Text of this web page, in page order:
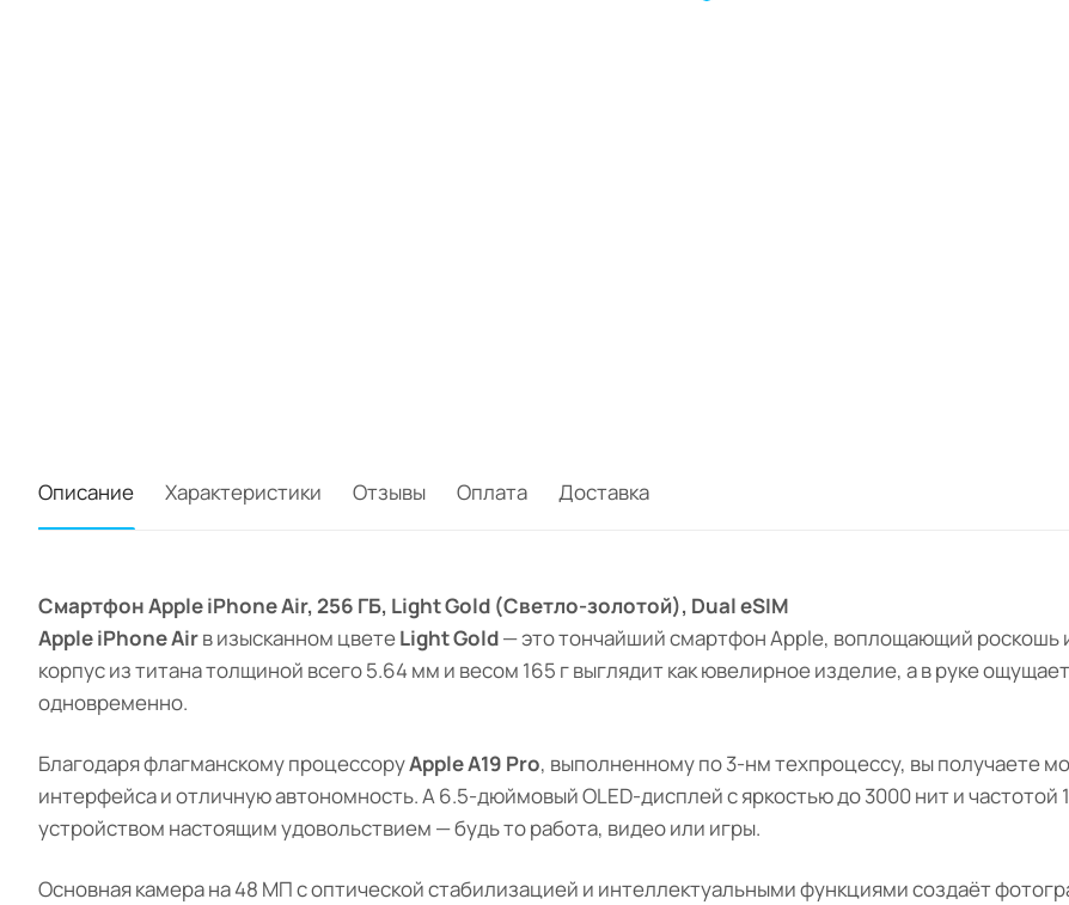
Описание Характеристики Отзывы Оплата Доставка
Смартфон Apple iPhone Air, 256 ГБ, Light Gold (Светло-золотой), Dual eSIM
Apple iPhone Airв изысканном цветеLight Gold— это тончайший смартфон Apple, воплощающий роскошь
корпус из титана толщиной всего 5.64 мм и весом 165 г выглядит как ювелирное изделие, а в руке
одновременно.
Благодаря флагманскому процессоруApple A19 Pro, выполненному по 3-нм техпроцессу, вы получаете
интерфейса и отличную автономность. А 6.5-дюймовый OLED-дисплей с яркостью до 3000 нит и частотой
устройством настоящим удовольствием — будь то работа, видео или игры.
Основная камера на 48 МП с оптической стабилизацией и интеллектуальными функциями создаёт